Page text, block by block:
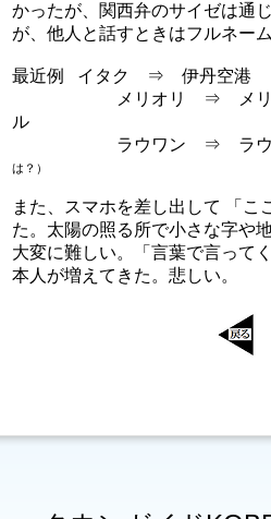
かったが、関西弁のサイゼは通
が、他人と話すときはフルネー
最近例 イタク ⇒ 伊丹空港
メリオリ ⇒ メリケンパ
ル
ラウワン ⇒ ラウン
は？
また、スマホを差し出して 「こ
た。太陽の照る所で小さな字や
大変に難しい。「言葉で言って
本人が増えてきた。悲しい。